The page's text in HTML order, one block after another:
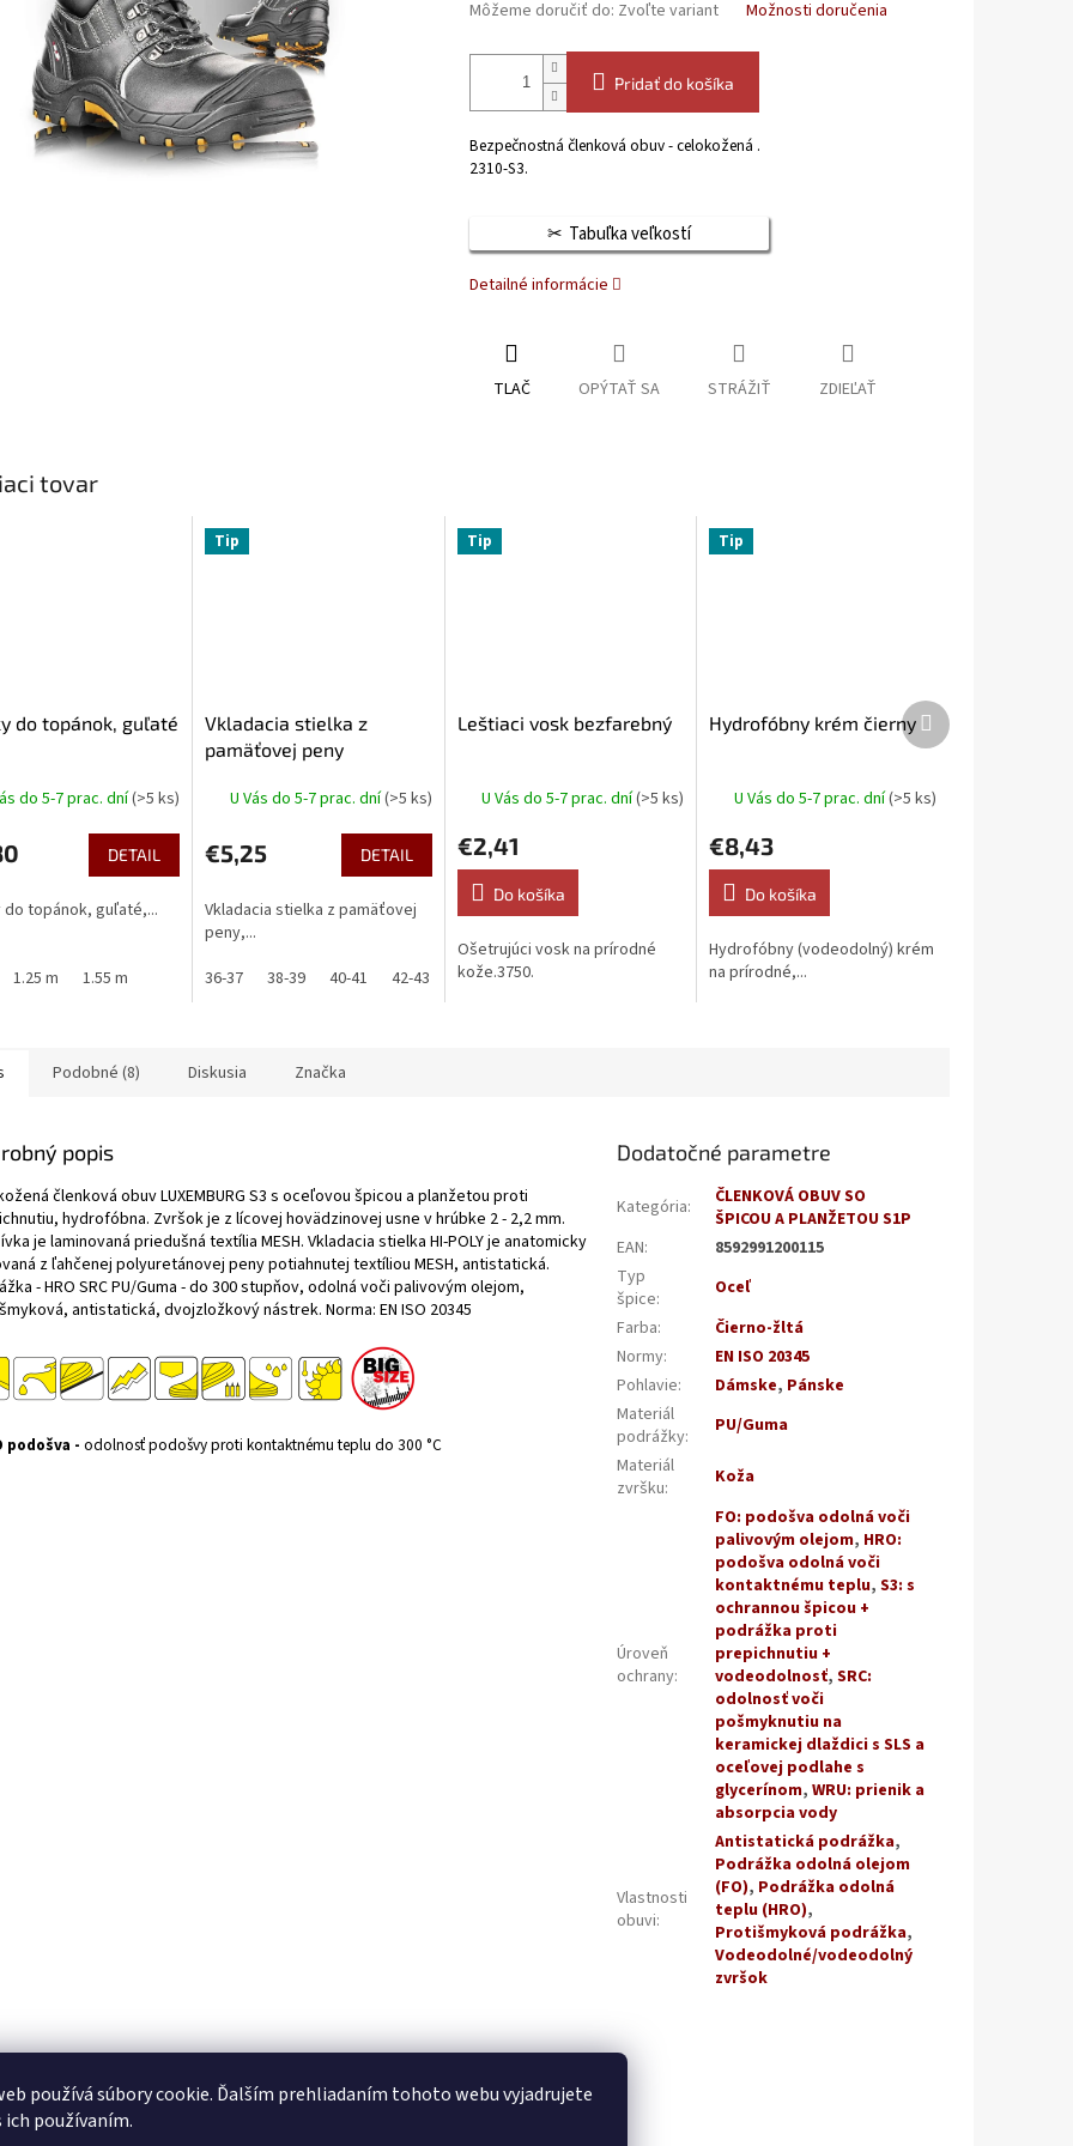
používá súbory cookie. Ďalším prehliadaním tohoto webu vyjadrujete
ich používaním.
Môžeme doručiť do: Zvoľte variant Možnosti doručenia
Pridať do košíka
Bezpečnostná členková obuv - celokožená .
2310-S3.
Tabuľka veľkostí
Detailné informácie
TLAČ OPÝTAŤ SA STRÁŽIŤ ZDIEĽAŤ
tovar
do topánok, guľaté
do 5-7 prac. dní(>5 ks)
DETAIL
do topánok, guľaté,...
1.25 m 1.55 m
Tip
Vkladacia stielka z
pamäťovej peny
U Vás do 5-7 prac. dní(>5 ks)
€5,25 DETAIL
Vkladacia stielka z pamäťovej
peny,...
36-37
38-39 40-41 42-43 44-45 46-47
Tip
Leštiaci vosk bezfarebný
U Vás do 5-7 prac. dní(>5 ks)
€2,41
Do košíka
Ošetrujúci vosk na prírodné
kože.3750.
Tip
Hydrofóbny krém čierny
U Vás do 5-7 prac. dní(>5 ks)
€8,43
Do košíka
Hydrofóbny (vodeodolný) krém
na prírodné,...
Ďalší
produkt
Podobné (8) Diskusia Značka
popis
členková obuv LUXEMBURG S3 s oceľovou špicou a planžetou proti
hydrofóbna. Zvršok je z lícovej hovädzinovej usne v hrúbke 2 - 2,2 mm.
je laminovaná priedušná textília MESH. Vkladacia stielka HI-POLY je anatomicky
z ľahčenej polyuretánovej peny potiahnutej textíliou MESH, antistatická.
- HRO SRC PU/Guma - do 300 stupňov, odolná voči palivovým olejom,
antistatická, dvojzložkový nástrek. Norma: EN ISO 20345
podošva - odolnosť podošvy proti kontaktnému teplu do 300 °C
Dodatočné parametre
Kategória:
ČLENKOVÁ OBUV SO
ŠPICOU A PLANŽETOU S1P
EAN:
8592991200115
Typ
špice:
Oceľ
Farba:
Čierno-žltá
Normy:
EN ISO 20345
Pohlavie: Dámske, Pánske
Materiál
podrážky:
PU/Guma
Materiál
zvršku: Koža
Úroveň
ochrany:
FO: podošva odolná voči
palivovým olejom, HRO:
podošva odolná voči
kontaktnému teplu,S3: s
ochrannou špicou +
podrážka proti
prepichnutiu +
vodeodolnosť,SRC:
odolnosť voči
pošmyknutiu na
keramickej dlaždici s SLS a
oceľovej podlahe s
glycerínom,WRU: prienik a
absorpcia vody
Vlastnosti
obuvi:
Antistatická podrážka,
Podrážka odolná olejom
(FO), Podrážka odolná
teplu (HRO),
Protišmyková podrážka,
Vodeodolné/vodeodolný
zvršok